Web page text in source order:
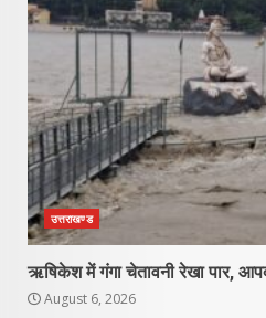
उत्तराखण्ड
ऋषिकेश में गंगा चेतावनी रेखा पार,
August 6, 2026